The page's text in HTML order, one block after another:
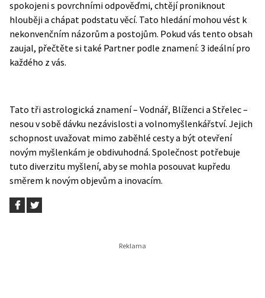
spokojeni s povrchními odpověďmi, chtějí proniknout
hlouběji a chápat podstatu věcí. Tato hledání mohou vést k
nekonvenčním názorům a postojům. Pokud vás tento obsah
zaujal, přečtěte si také Partner podle znamení: 3 ideální pro
každého z vás.
Tato tři astrologická znamení – Vodnář, Blíženci a Střelec –
nesou v sobě dávku nezávislosti a volnomyšlenkářství. Jejich
schopnost uvažovat mimo zaběhlé cesty a být otevření
novým myšlenkám je obdivuhodná. Společnost potřebuje
tuto diverzitu myšlení, aby se mohla posouvat kupředu
směrem k novým objevům a inovacím.